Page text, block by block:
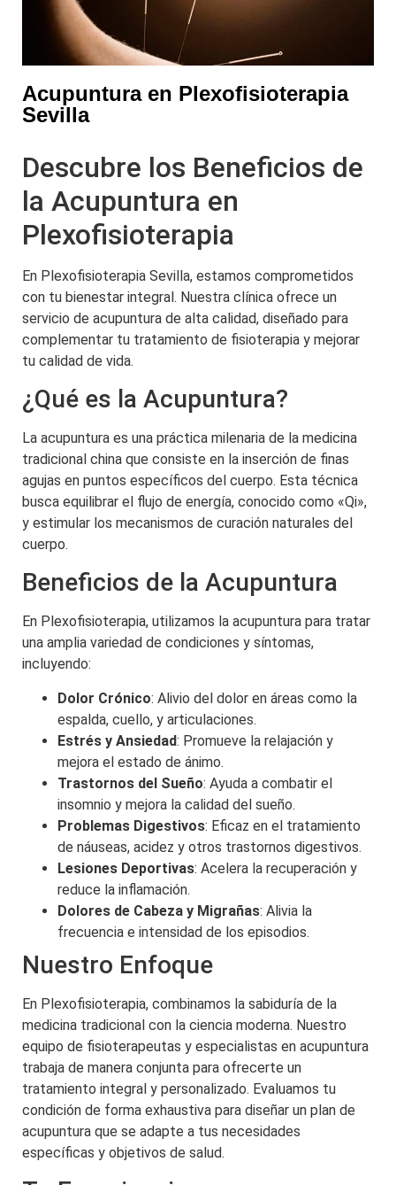
Acupuntura en Plexofisioterapia
Sevilla
Descubre los Beneficios de
la Acupuntura en
Plexofisioterapia
En Plexofisioterapia Sevilla, estamos comprometidos
con tu bienestar integral. Nuestra clínica ofrece un
servicio de acupuntura de alta calidad, diseñado para
complementar tu tratamiento de fisioterapia y mejorar
tu calidad de vida.
¿Qué es la Acupuntura?
La acupuntura es una práctica milenaria de la medicina
tradicional china que consiste en la inserción de finas
agujas en puntos específicos del cuerpo. Esta técnica
busca equilibrar el flujo de energía, conocido como «Qi»,
y estimular los mecanismos de curación naturales del
cuerpo.
Beneficios de la Acupuntura
En Plexofisioterapia, utilizamos la acupuntura para tratar
una amplia variedad de condiciones y síntomas,
incluyendo:
Dolor Crónico: Alivio del dolor en áreas como la
espalda, cuello, y articulaciones.
Estrés y Ansiedad: Promueve la relajación y
mejora el estado de ánimo.
Trastornos del Sueño: Ayuda a combatir el
insomnio y mejora la calidad del sueño.
Problemas Digestivos: Eficaz en el tratamiento
de náuseas, acidez y otros trastornos digestivos.
Lesiones Deportivas: Acelera la recuperación y
reduce la inflamación.
Dolores de Cabeza y Migrañas: Alivia la
frecuencia e intensidad de los episodios.
Nuestro Enfoque
En Plexofisioterapia, combinamos la sabiduría de la
medicina tradicional con la ciencia moderna. Nuestro
equipo de fisioterapeutas y especialistas en acupuntura
trabaja de manera conjunta para ofrecerte un
tratamiento integral y personalizado. Evaluamos tu
condición de forma exhaustiva para diseñar un plan de
acupuntura que se adapte a tus necesidades
específicas y objetivos de salud.